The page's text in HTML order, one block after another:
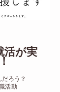
活が実
ろう？
活動